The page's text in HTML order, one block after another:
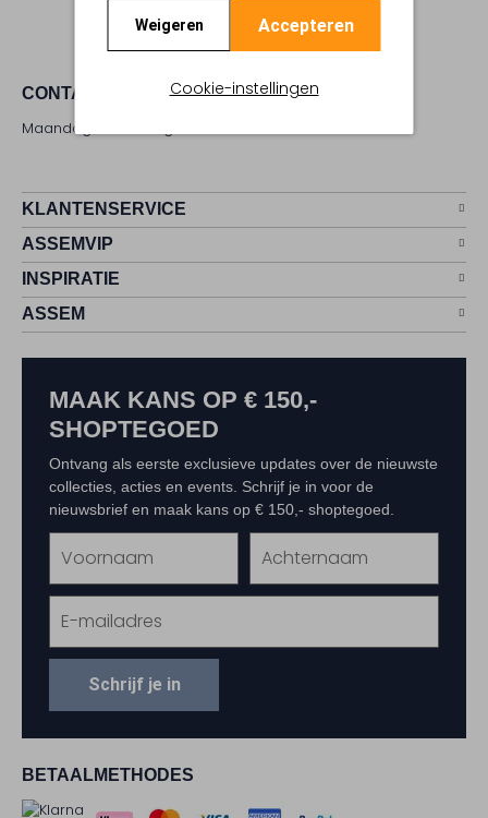
Weigeren Accepteren
Cookie-instellingen
CONTACT
Maandag - zaterdag 09:00 - 17:00 uur
KLANTENSERVICE
ASSEMVIP
INSPIRATIE
ASSEM
BETAALMETHODES
MAAK KANS OP € 150,-
SHOPTEGOED
Ontvang als eerste exclusieve updates over de nieuwste
collecties, acties en events. Schrijf je in voor de
nieuwsbrief en maak kans op € 150,- shoptegoed.
Schrijf je in